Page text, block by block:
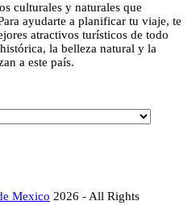
culturales y naturales que
ayudarte a planificar tu viaje, te
atractivos turísticos de todo
la belleza natural y la
a este país.
Mexico 2026 - All Rights